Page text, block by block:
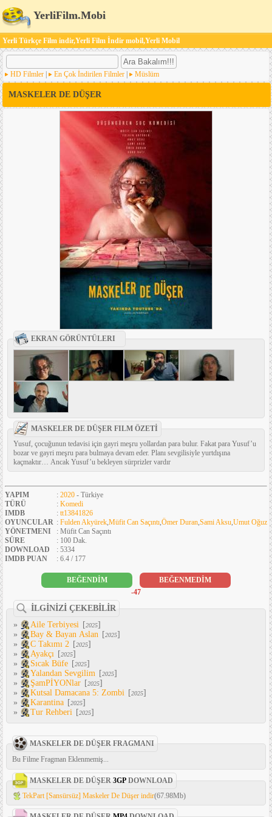
YerliFilm.Mobi
Yerli Türkçe Film indir,Yerli Film İndir mobil,Yerli Mobil
HD Filmler En Çok İndirilen Filmler Müslüm
MASKELER DE DÜŞER
EKRAN GÖRÜNTÜLERI
MASKELER DE DÜŞER FILM ÖZETİ
Yusuf, çocuğunun tedavisi için gayri meşru yollardan para bulur. Fakat para Yusuf’u
bozar ve gayri meşru para bulmaya devam eder. Planı sevgilisiyle yurtdışına
kaçmaktır… Ancak Yusuf’u bekleyen sürprizler vardır
YAPIM : 2020 - Türkiye
TÜRÜ
: Komedi
IMDB
: tt13841826
OYUNCULAR : Fulden Akyürek,Müfit Can Saçıntı,Ömer Duran,Sami Aksu,Umut Oğuz
YÖNETMENI
: Müfit Can Saçıntı
SÜRE
: 100 Dak.
DOWNLOAD
: 5334
IMDB PUAN
: 6.4 / 177
BEĞENDİM
BEĞENMEDİM
-47
İLGİNİZİ ÇEKEBİLİR
»
Aile Terbiyesi [2025]
»
Bay & Bayan Aslan [2025]
»
C Takımı 2 [2025]
»
Ayakçı [2025]
»
Sıcak Büfe [2025]
»
Yalandan Sevgilim [2025]
»
ŞamPİYONlar [2025]
»
Kutsal Damacana 5: Zombi [2025]
»
Karantina [2025]
»
Tur Rehberi [2025]
MASKELER DE DÜŞER FRAGMANI
Bu Filme Fragman Eklenmemiş...
MASKELER DE DÜŞER 3GP DOWNLOAD
TekPart [Sansürsüz] Maskeler De Düşer indir(67.98Mb)